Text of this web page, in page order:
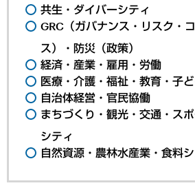
共生・ダイバーシティ
GRC（ガバナンス・リスク・
ス）・防災（政策）
経済・産業・雇用・労働
医療・介護・福祉・教育・子
自治体経営・官民協働
まちづくり・観光・交通・ス
シティ
自然資源・農林水産業・食料